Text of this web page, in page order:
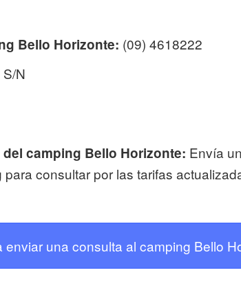
Bello Horizonte: (09) 4618222
N
camping Bello Horizonte: Envía
para consultar por las tarifas
enviar una consulta al camping Bello